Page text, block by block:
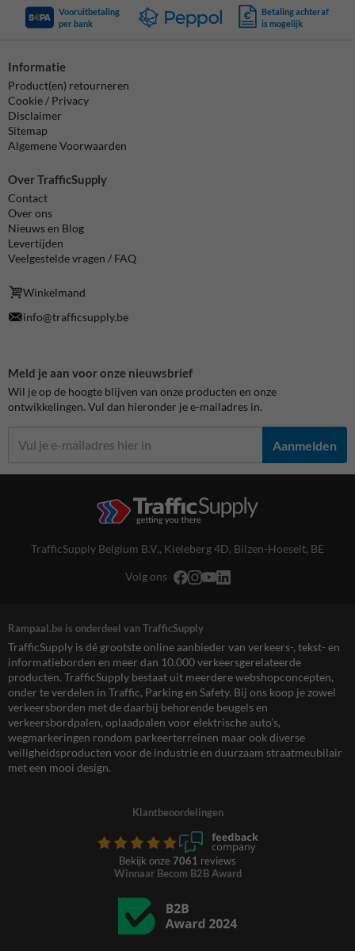
Vooruitbetaling
per bank
Betaling achteraf
is mogelijk
Informatie
Product(en) retourneren
Cookie / Privacy
Disclaimer
Sitemap
Algemene Voorwaarden
Over TrafficSupply
Contact
Over ons
Nieuws en Blog
Levertijden
Veelgestelde vragen / FAQ
Winkelmand
info@trafficsupply.be
Meld je aan voor onze nieuwsbrief
Wil je op de hoogte blijven van onze producten en onze
ontwikkelingen. Vul dan hieronder je e-mailadres in.
Aanmelden
TrafficSupply Belgium B.V., Kieleberg 4D, Bilzen-Hoeselt, BE
Volg ons
Rampaal.be is onderdeel van TrafficSupply
TrafficSupply is dé grootste online aanbieder van verkeers-, tekst- en
informatieborden en meer dan 10.000 verkeersgerelateerde
producten. TrafficSupply bestaat uit meerdere webshopconcepten,
onder te verdelen in Traffic, Parking en Safety. Bij ons koop je zowel
verkeersborden met de daarbij behorende beugels en
verkeersbordpalen, oplaadpalen voor elektrische auto’s,
wegmarkeringen rondom parkeerterreinen maar ook diverse
veiligheidsproducten voor de industrie en duurzaam straatmeubilair
met een mooi design.
Klantbeoordelingen
Bekijk onze 7061 reviews
Winnaar Becom B2B Award